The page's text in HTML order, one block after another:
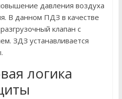
давления воздуха
В данном ПДЗ в качестве
клапан с
ЗДЗ устанавливается
логика